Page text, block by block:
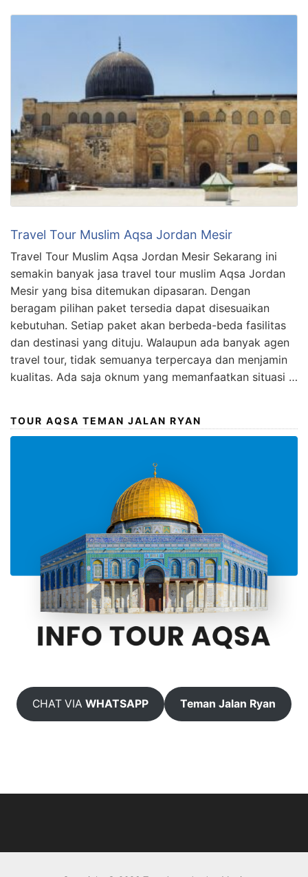
Travel Tour Muslim Aqsa Jordan Mesir
Travel Tour Muslim Aqsa Jordan Mesir Sekarang ini
semakin banyak jasa travel tour muslim Aqsa Jordan
Mesir yang bisa ditemukan dipasaran. Dengan
beragam pilihan paket tersedia dapat disesuaikan
kebutuhan. Setiap paket akan berbeda-beda fasilitas
dan destinasi yang dituju. Walaupun ada banyak agen
travel tour, tidak semuanya terpercaya dan menjamin
kualitas. Ada saja oknum yang memanfaatkan situasi …
TOUR AQSA TEMAN JALAN RYAN
CHAT VIAWHATSAPP Teman Jalan Ryan